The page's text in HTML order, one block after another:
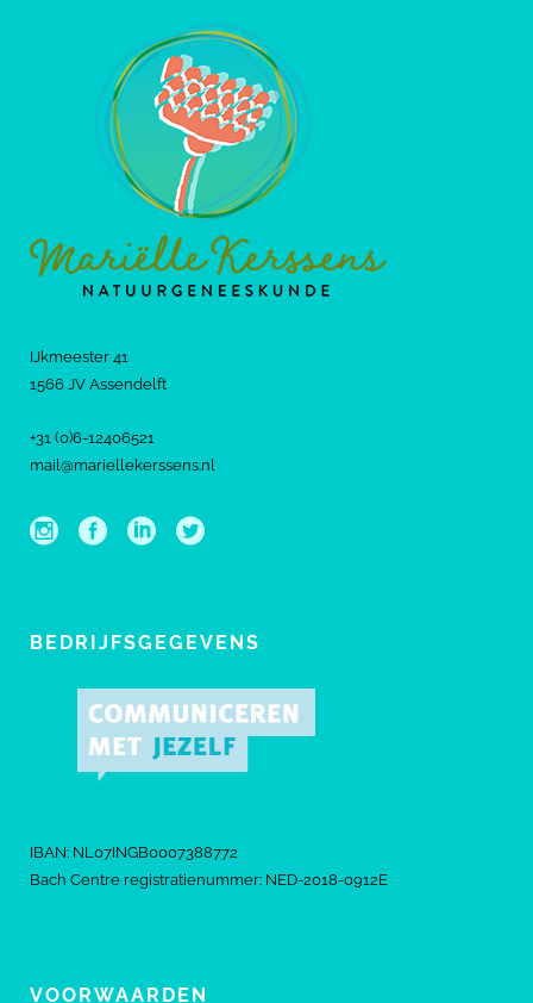
IJkmeester 41
1566 JV Assendelft
+31 (0)6-12406521
mail@mariellekerssens.nl
BEDRIJFSGEGEVENS
IBAN: NL07INGB0007388772
Bach Centre registratienummer: NED-2018-0912E
VOORWAARDEN